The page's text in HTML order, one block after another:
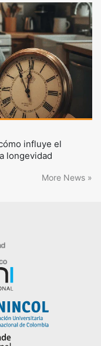
influye el
longevidad
More News »